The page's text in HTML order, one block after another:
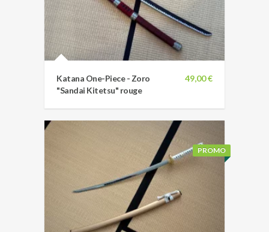
49,00 €
Katana One-Piece - Zoro
"Sandai Kitetsu" rouge
PROMO